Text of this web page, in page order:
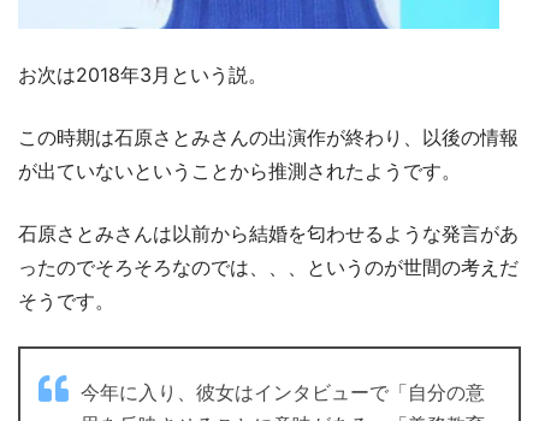
お次は2018年3月という説。
この時期は石原さとみさんの出演作が終わり、以後の情報
が出ていないということから推測されたようです。
石原さとみさんは以前から結婚を匂わせるような発言があ
ったのでそろそろなのでは、、、というのが世間の考えだ
そうです。
今年に入り、彼女はインタビューで「自分の意